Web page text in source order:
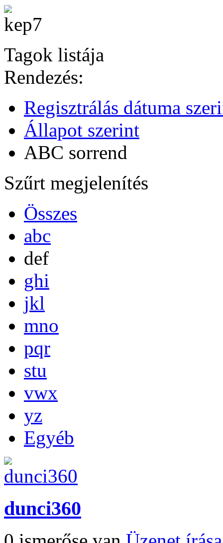
Tagok listája
Rendezés:
Regisztrálás dátuma
Állapot szerint
ABC sorrend
Szűrt megjelenítés
Összes
abc
def
ghi
jkl
mno
pqr
stu
vwx
yz
Egyéb
dunci360